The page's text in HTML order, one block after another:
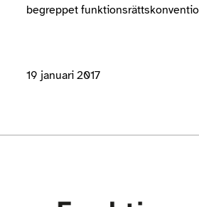
begreppet
19 januari 2017